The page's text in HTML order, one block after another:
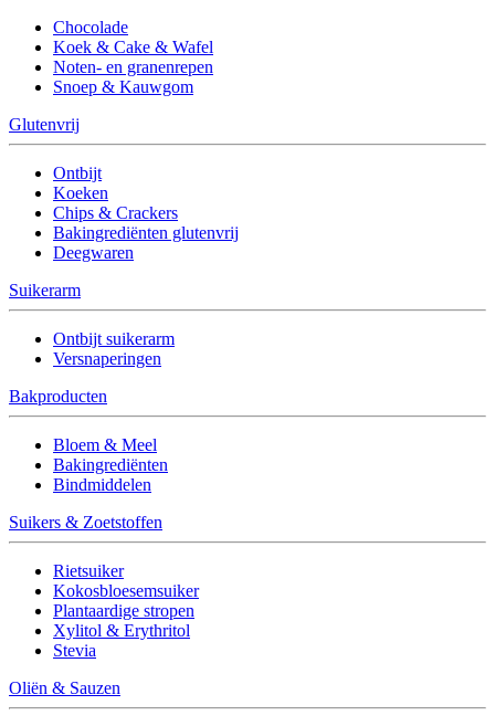
Chocolade
Koek & Cake & Wafel
Noten- en granenrepen
Snoep & Kauwgom
Glutenvrij
Ontbijt
Koeken
Chips & Crackers
Bakingrediënten glutenvrij
Deegwaren
Suikerarm
Ontbijt suikerarm
Versnaperingen
Bakproducten
Bloem & Meel
Bakingrediënten
Bindmiddelen
Suikers & Zoetstoffen
Rietsuiker
Kokosbloesemsuiker
Plantaardige stropen
Xylitol & Erythritol
Stevia
Oliën & Sauzen